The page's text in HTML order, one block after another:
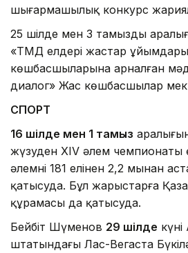
шығармашылық конкурс
25 шілде мен 3 тамыздың
«ТМД елдері жастар
көшбасшыларына арналған
диалог» Жас көшбасшылар
СПОРТ
16 шілде мен 1 тамыз
жүзуден XIV әлем чемпионаты
әлемнің 181 елінен 2,2 мыңнан
қатысуда. Бұл жарыстарға
құрамасы да қатысуда.
Бейбіт Шүменов 29 шілде
штатындағы Лас-Вегаста